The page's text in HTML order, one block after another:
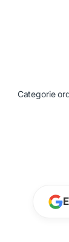
Categorie